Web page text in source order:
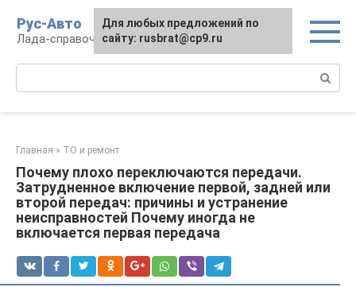
контенту
Рус-Авто
Лада-справочник
Главная » ТО и ремонт
Почему плохо переключаются передачи.
Затрудненное включение первой, задней или
второй передач: причины и устранение
неисправностей Почему иногда не
включается первая передача
Для любых предложений по
сайту: rusbrat@cp9.ru